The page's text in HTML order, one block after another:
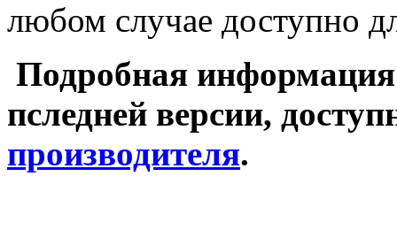
любом случае доступно
Подробная
пследней версии,
производителя.